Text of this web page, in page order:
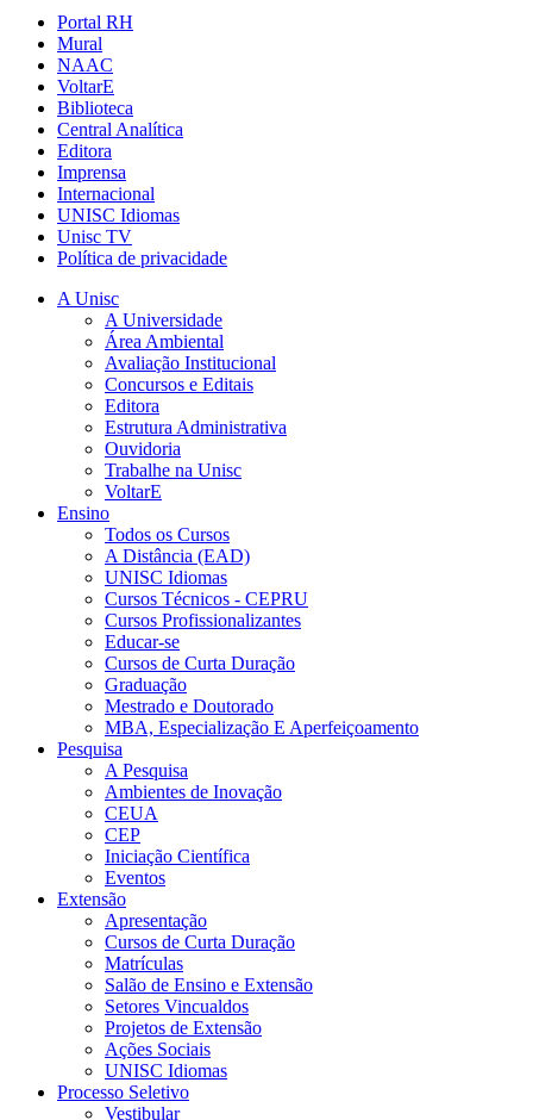
Portal RH
Mural
NAAC
VoltarE
Biblioteca
Central Analítica
Editora
Imprensa
Internacional
UNISC Idiomas
Unisc TV
Política de privacidade
A Unisc
A Universidade
Área Ambiental
Avaliação Institucional
Concursos e Editais
Editora
Estrutura Administrativa
Ouvidoria
Trabalhe na Unisc
VoltarE
Ensino
Todos os Cursos
A Distância (EAD)
UNISC Idiomas
Cursos Técnicos - CEPRU
Cursos Profissionalizantes
Educar-se
Cursos de Curta Duração
Graduação
Mestrado e Doutorado
MBA, Especialização E Aperfeiçoamento
Pesquisa
A Pesquisa
Ambientes de Inovação
CEUA
CEP
Iniciação Científica
Eventos
Extensão
Apresentação
Cursos de Curta Duração
Matrículas
Salão de Ensino e Extensão
Setores Vincualdos
Projetos de Extensão
Ações Sociais
UNISC Idiomas
Processo Seletivo
Vestibular